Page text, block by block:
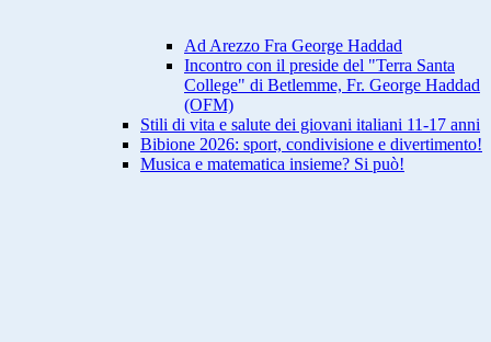
Ad Arezzo Fra George Haddad
Incontro con il preside del "Terra Santa
College" di Betlemme, Fr. George Haddad
(OFM)
Stili di vita e salute dei giovani italiani 11-17 anni
Bibione 2026: sport, condivisione e divertimento!
Musica e matematica insieme? Si può!